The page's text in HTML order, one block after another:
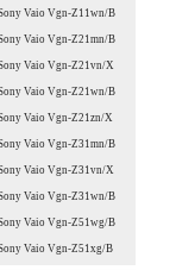
Vaio Vgn-Z11wn/B
Vaio Vgn-Z21mn/B
Vaio Vgn-Z21vn/X
Vaio Vgn-Z21wn/B
Vaio Vgn-Z21zn/X
Vaio Vgn-Z31mn/B
Vaio Vgn-Z31vn/X
Vaio Vgn-Z31wn/B
Vaio Vgn-Z51wg/B
Vaio Vgn-Z51xg/B